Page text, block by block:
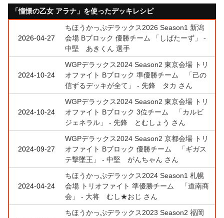
「憧憬の乙女 アラナ」を使ったデッキレシピ
2026-04-27
ちほうかっぷデラックス2026 Season1 新潟
会場 Bブロック 優勝チーム 「しばたーず」 -
中堅 あきくん 選手
2024-10-24
WGPデラックス2024 Season2 東京会場 トリ
オファイト Bブロック 準優勝チーム 「己の
信ずるデッキが全て」 - 先鋒 タカ さん
2024-10-24
WGPデラックス2024 Season2 東京会場 トリ
オファイト Bブロック 3位チーム 「カルビ
ジェネラル」 - 先鋒 とむしょう さん
2024-09-27
WGPデラックス2024 Season2 京都会場 トリ
オファイト Bブロック 優勝チーム 「ギガス
テ撃墜王」 - 中堅 がんちゃん さん
2024-04-24
ちほうかっぷデラックス2024 Season1 札幌
会場 トリオファイト 準優勝チーム 「道南商
会」 - 大将 むし★おじ さん
ちほうかっぷデラックス2023 Season2 福岡